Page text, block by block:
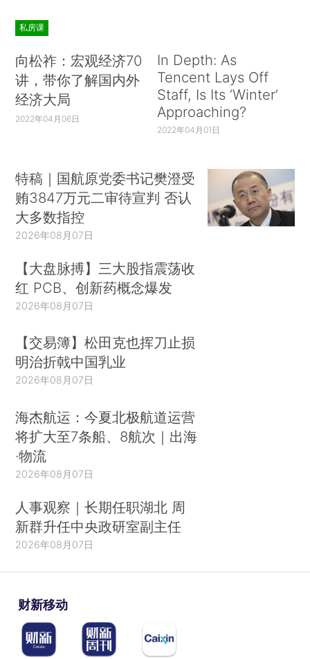
私房课
向松祚：宏观经济70
讲，带你了解国内外
经济大局
2022年04月06日
In Depth: As
Tencent Lays Off
Staff, Is Its ‘Winter’
Approaching?
2022年04月01日
特稿｜国航原党委书记樊澄受
贿3847万元二审待宣判 否认
大多数指控
2026年08月07日
【大盘脉搏】三大股指震荡收
红 PCB、创新药概念爆发
2026年08月07日
【交易簿】松田克也挥刀止损
明治折戟中国乳业
2026年08月07日
海杰航运：今夏北极航道运营
将扩大至7条船、8航次｜出海
·物流
2026年08月07日
人事观察｜长期任职湖北 周
新群升任中央政研室副主任
2026年08月07日
财新移动